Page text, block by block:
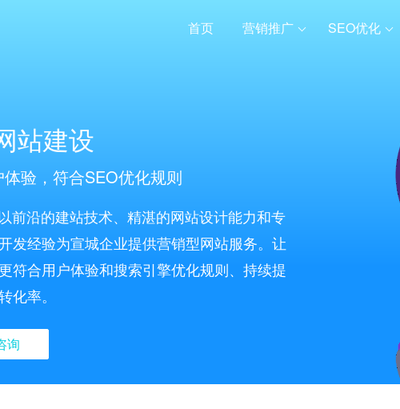
首页 营销推广 SEO优化
站建设
验，符合SEO优化规则
前沿的建站技术、精湛的网站设计能力和专
发经验为宣城企业提供营销型网站服务。让
符合用户体验和搜索引擎优化规则、持续提
化率。
询